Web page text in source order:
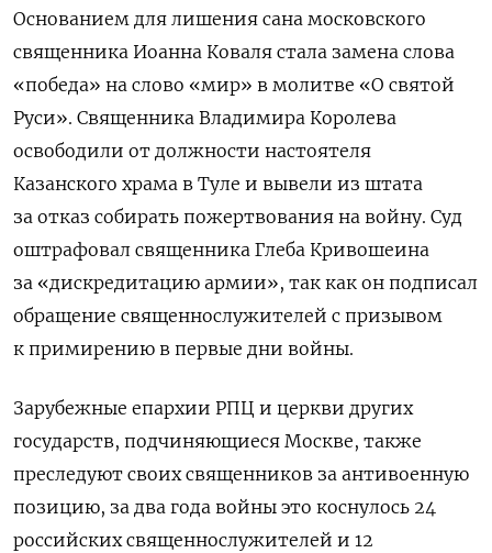
Основанием для лишения сана московского
священника Иоанна Коваля стала замена слова
«победа» на слово «мир» в молитве «О святой
Руси». Священника Владимира Королева
освободили от должности настоятеля
Казанского храма в Туле и вывели из штата
за отказ собирать пожертвования на войну. Суд
оштрафовал священника Глеба Кривошеина
за «дискредитацию армии», так как он подписал
обращение священнослужителей с призывом
к примирению в первые дни войны.
Зарубежные епархии РПЦ и церкви других
государств, подчиняющиеся Москве, также
преследуют своих священников за антивоенную
позицию, за два года войны это коснулось 24
российских священнослужителей и 12